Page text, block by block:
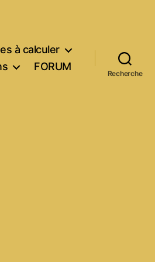
à calculer
FORUM
Recherche